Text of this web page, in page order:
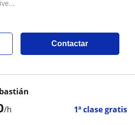
Contactar
/h 1ª clase gratis